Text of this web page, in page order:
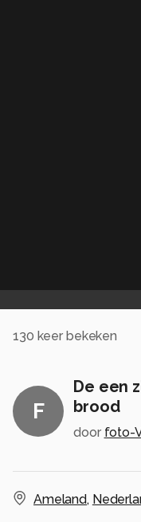
130 keer bekeken
F
De een
brood
door foto-
Ameland,